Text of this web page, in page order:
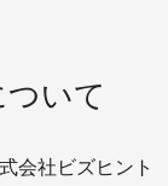
いて
会社ビズヒント